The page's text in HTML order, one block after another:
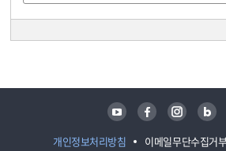
개인정보처리방침 이메일무단수집거
유튜브 페이스북 인스타그램 블로그